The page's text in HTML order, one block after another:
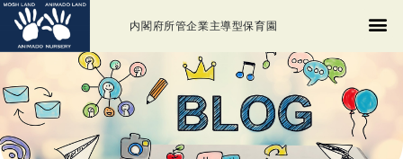
内閣府所管企業主導型保育園